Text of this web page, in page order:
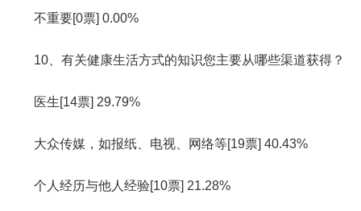
不重要[0票] 0.00%
10、有关健康生活方式的知识您主要从哪些渠道获得？
医生[14票] 29.79%
大众传媒，如报纸、电视、网络等[19票] 40.43%
个人经历与他人经验[10票] 21.28%